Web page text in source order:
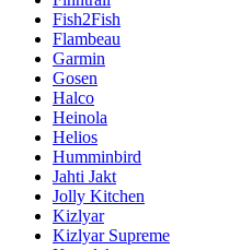
Fish2Fish
Flambeau
Garmin
Gosen
Halco
Heinola
Helios
Humminbird
Jahti Jakt
Jolly Kitchen
Kizlyar
Kizlyar Supreme